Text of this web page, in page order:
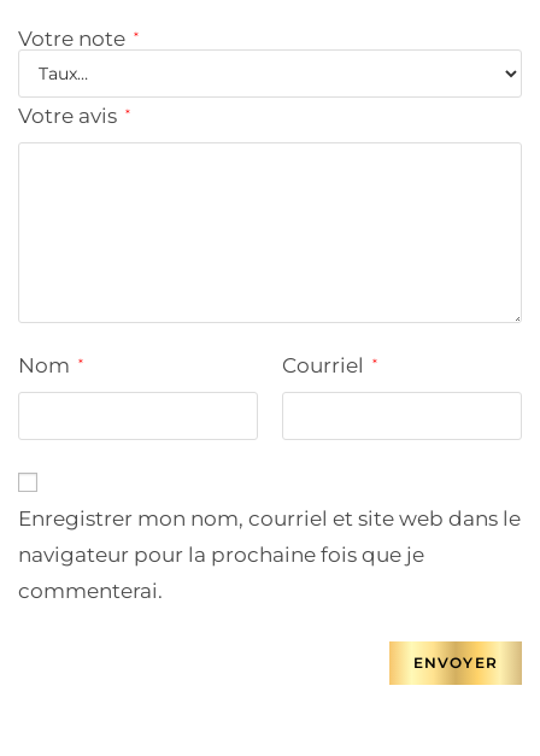
Votre note *
Votre avis *
Nom * Courriel *
Enregistrer mon nom, courriel et site web dans le
navigateur pour la prochaine fois que je
commenterai.